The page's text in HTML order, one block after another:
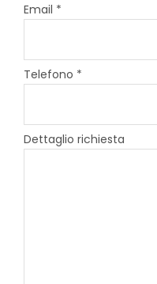
Email *
Telefono *
Dettaglio richiesta